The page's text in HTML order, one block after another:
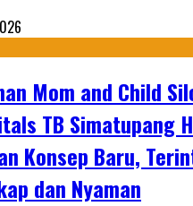
Mom and Child
TB Simatupang
Konsep Baru,
dan Nyaman